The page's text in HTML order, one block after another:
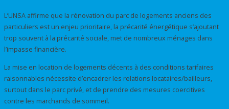
L’UNSA affirme que la rénovation du parc de logements anciens des
particuliers est un enjeu prioritaire, la précarité énergétique s’ajoutant
trop souvent à la précarité sociale, met de nombreux ménages dans
l’impasse financière.
La mise en location de logements décents à des conditions tarifaires
raisonnables nécessite d’encadrer les relations locataires/bailleurs,
surtout dans le parc privé, et de prendre des mesures coercitives
contre les marchands de sommeil.